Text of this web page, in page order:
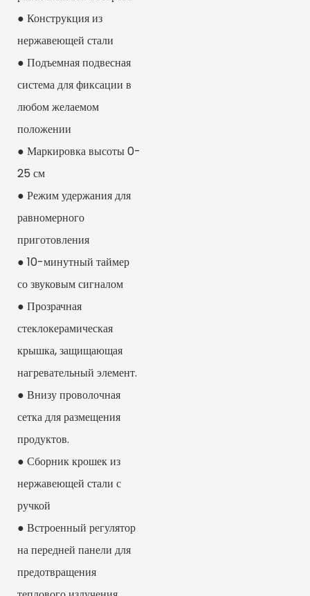
● Конструкция из
нержавеющей стали
● Подъемная подвесная
система для фиксации в
любом желаемом
положении
● Маркировка высоты 0-
25 см
● Режим удержания для
равномерного
приготовления
● 10-минутный таймер
со звуковым сигналом
● Прозрачная
стеклокерамическая
крышка, защищающая
нагревательный элемент.
● Внизу проволочная
сетка для размещения
продуктов.
● Сборник крошек из
нержавеющей стали с
ручкой
● Встроенный регулятор
на передней панели для
предотвращения